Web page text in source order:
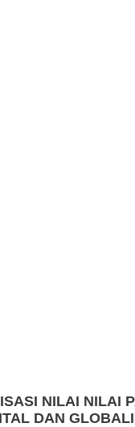
NILAI NILAI
DAN